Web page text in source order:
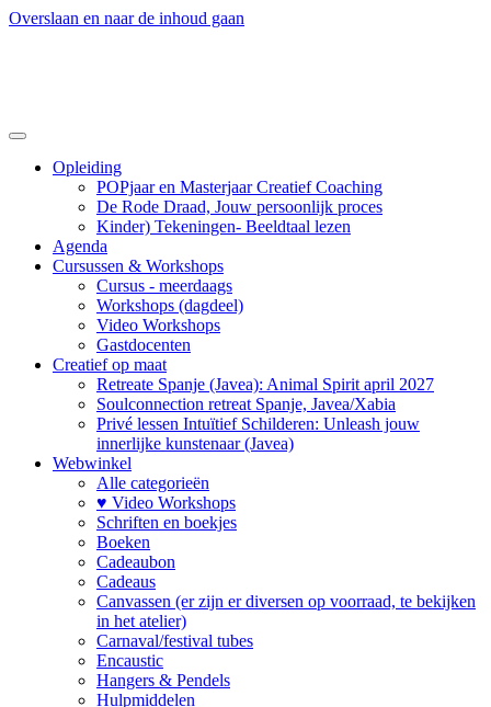
Overslaan en naar de inhoud gaan
Opleiding
POPjaar en Masterjaar Creatief Coaching
De Rode Draad, Jouw persoonlijk proces
Kinder) Tekeningen- Beeldtaal lezen
Agenda
Cursussen & Workshops
Cursus - meerdaags
Workshops (dagdeel)
Video Workshops
Gastdocenten
Creatief op maat
Retreate Spanje (Javea): Animal Spirit april 2027
Soulconnection retreat Spanje, Javea/Xabia
Privé lessen Intuïtief Schilderen: Unleash jouw
innerlijke kunstenaar (Javea)
Webwinkel
Alle categorieën
♥ Video Workshops
Schriften en boekjes
Boeken
Cadeaubon
Cadeaus
Canvassen (er zijn er diversen op voorraad, te bekijken
in het atelier)
Carnaval/festival tubes
Encaustic
Hangers & Pendels
Hulpmiddelen